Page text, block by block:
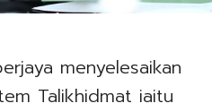
menyelesaikan
Talikhidmat iaitu